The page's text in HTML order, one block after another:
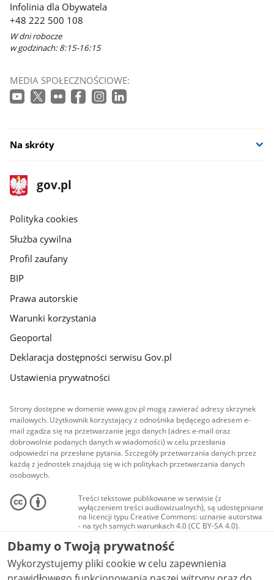
Infolinia dla Obywatela
+48 222 500 108
W dni robocze
w godzinach: 8:15-16:15
MEDIA SPOŁECZNOŚCIOWE:
Na skróty
stopka
gov.pl
Strona
gov.pl
gov.pl
Polityka cookies
Służba cywilna
Profil zaufany
BIP
Prawa autorskie
Warunki korzystania
Geoportal
Deklaracja dostępności serwisu Gov.pl
Ustawienia prywatności
Strony dostępne w domenie www.gov.pl mogą zawierać adresy skrzynek
mailowych. Użytkownik korzystający z odnośnika będącego adresem e-
mail zgadza się na przetwarzanie jego danych (adres e-mail oraz
dobrowolnie podanych danych w wiadomości) w celu przesłania
odpowiedzi na przesłane pytania. Szczegóły przetwarzania danych przez
każdą z jednostek znajdują się w ich politykach przetwarzania danych
osobowych.
Treści tekstowe publikowane w serwisie (z
wyłączeniem treści audiowizualnych), są udostępniane
na licencji typu Creative Commons: uznanie autorstwa
- na tych samych warunkach 4.0 (CC BY-SA 4.0).
Materiały audiowizualne, w tym zdjęcia, materiały
audio i wideo, są udostępniane na licencji typu
Creative Commons: uznanie autorstwa użycie
niekomercyjne - bez utworów zależnych 4.0 (CC BY-
NC-ND 4.0), o ile nie jest to stwierdzone inaczej.
Dbamy o Twoją prywatność
Wykorzystujemy pliki cookie w celu zapewnienia